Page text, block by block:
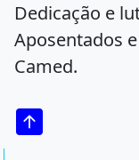
Dedicação e
Aposentados
Camed.